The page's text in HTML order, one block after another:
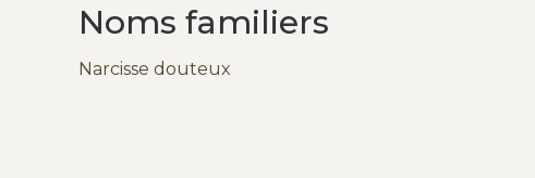
Noms familiers
Narcisse douteux